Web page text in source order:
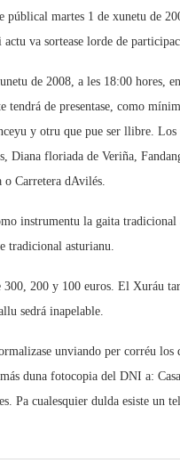
martes 1 de xunetu de
va sortease lorde de
de 2008, a les 18:00
de presentase, como
y otru que pue ser llibre. Los
Diana floriada de Veriña,
Carretera dAvilés.
instrumentu la gaita
tradicional asturianu.
300, 200 y 100 euros. El Xuráu
sedrá inapelable.
unviando per corréu
duna fotocopia del DNI a:
Pa cualesquier dulda esiste un